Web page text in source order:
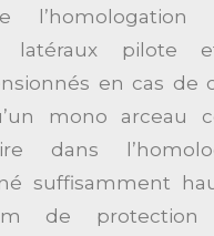
latéraux pilote
en cas de
mono arceau
dans
suffisamment
de